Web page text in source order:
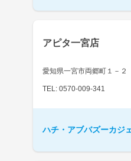
アピタ一宮店
愛知県一宮市両郷町１－２
TEL: 0570-009-341
ハチ・アブバズーカジ